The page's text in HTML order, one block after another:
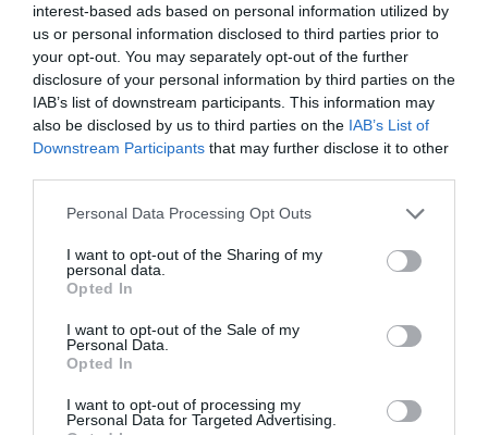
interest-based ads based on personal information utilized by
us or personal information disclosed to third parties prior to
your opt-out. You may separately opt-out of the further
disclosure of your personal information by third parties on the
IAB’s list of downstream participants. This information may
also be disclosed by us to third parties on the IAB’s List of
Downstream Participants that may further disclose it to other
Personal Data Processing Opt Outs
I want to opt-out of the Sharing of my
personal data.
Opted In
I want to opt-out of the Sale of my
Personal Data.
Opted In
I want to opt-out of processing my
Personal Data for Targeted Advertising.